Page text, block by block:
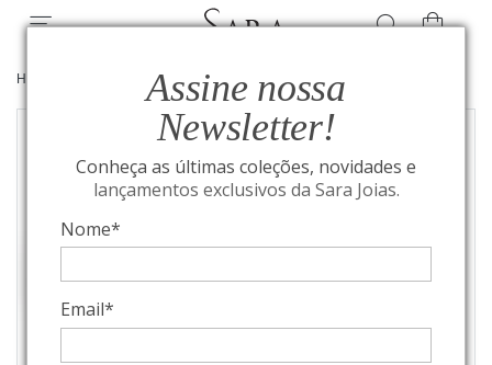
Assine nossa
Newsletter!
Conheça as últimas coleções, novidades e
lançamentos exclusivos da Sara Joias.
Nome*
Email*
HOME PULSEIRAS